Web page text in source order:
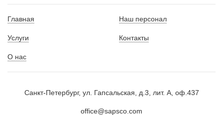
Главная
Услуги
О нас
Наш персонал
Контакты
Санкт-Петербург, ул. Гапсальская, д.3, лит. А, оф.437
office@sapsco.com